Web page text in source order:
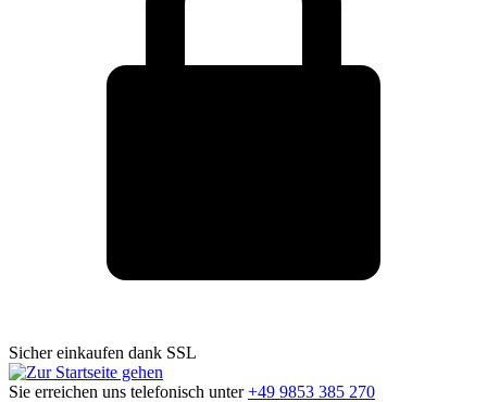
Sicher einkaufen dank SSL
Sie erreichen uns telefonisch unter +49 9853 385 270